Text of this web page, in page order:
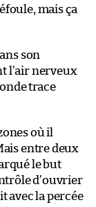
mais ça
son
l’air nerveux
trace
où il
entre deux
le but
d’ouvrier
avec la percée